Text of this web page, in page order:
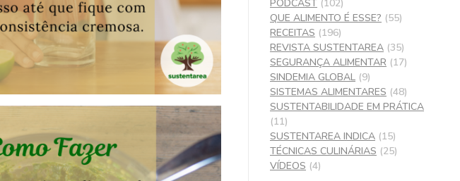
PODCAST (102)
QUE ALIMENTO É ESSE? (55)
RECEITAS (196)
REVISTA SUSTENTAREA (35)
SEGURANÇA ALIMENTAR (17)
SINDEMIA GLOBAL (9)
SISTEMAS ALIMENTARES (48)
SUSTENTABILIDADE EM PRÁTICA
(11)
SUSTENTAREA INDICA (15)
TÉCNICAS CULINÁRIAS (25)
VÍDEOS (4)